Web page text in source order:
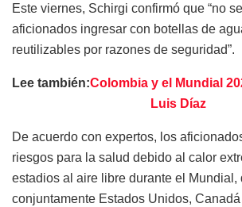
Este viernes, Schirgi confirmó que “no
aficionados ingresar con botellas de
reutilizables por razones de seguridad”.
Lee también:Colombia y el Mundial
Luis Díaz
De acuerdo con expertos, los
riesgos para la salud debido al calor
estadios al aire libre durante el Mundial,
conjuntamente Estados Unidos,